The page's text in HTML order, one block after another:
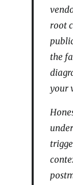
root
the
your